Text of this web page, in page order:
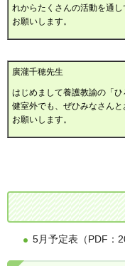
れからたくさんの活動を通
お願いします。
廣瀧千穂先生
はじめまして養護教諭の「
健室外でも、ぜひみなさん
お願いします。
5月予定表（PDF：